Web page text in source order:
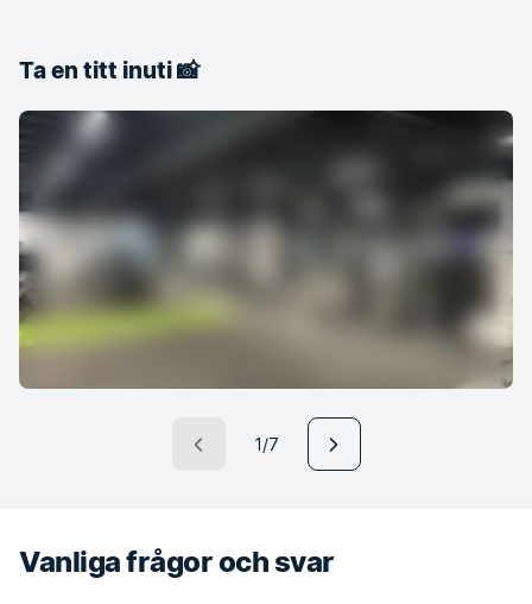
Ta en titt inuti 📸
1/7
Vanliga frågor och svar